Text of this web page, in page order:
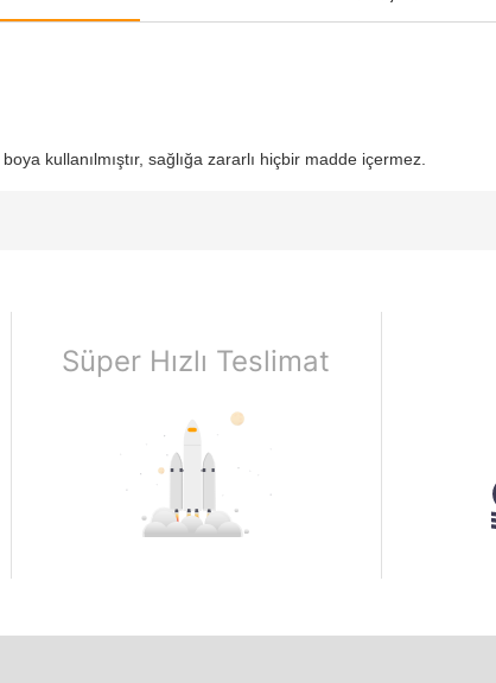
kullanılmıştır, sağlığa zararlı hiçbir madde içermez.
Süper Hızlı Teslimat